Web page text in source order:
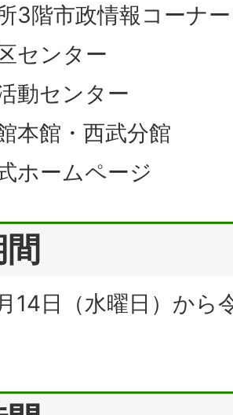
3階市政情報コーナー
センター
動センター
本館・西武分館
ホームページ
14日（水曜日）から